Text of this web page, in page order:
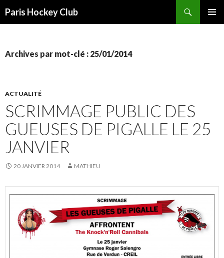
Paris Hockey Club
Archives par mot-clé : 25/01/2014
ACTUALITÉ
SCRIMMAGE PUBLIC DES
GUEUSES DE PIGALLE LE 25
JANVIER
20 JANVIER 2014 MATHIEU